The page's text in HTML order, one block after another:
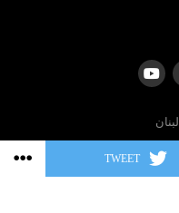
TWEET